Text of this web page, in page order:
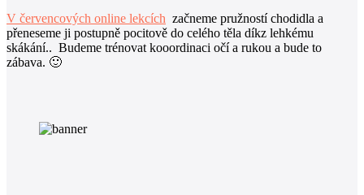
V červencových online lekcích začneme pružností chodidla a
přeneseme ji postupně pocitově do celého těla díkz lehkému
skákání.. Budeme trénovat kooordinaci očí a rukou a bude to
zábava. 🙂